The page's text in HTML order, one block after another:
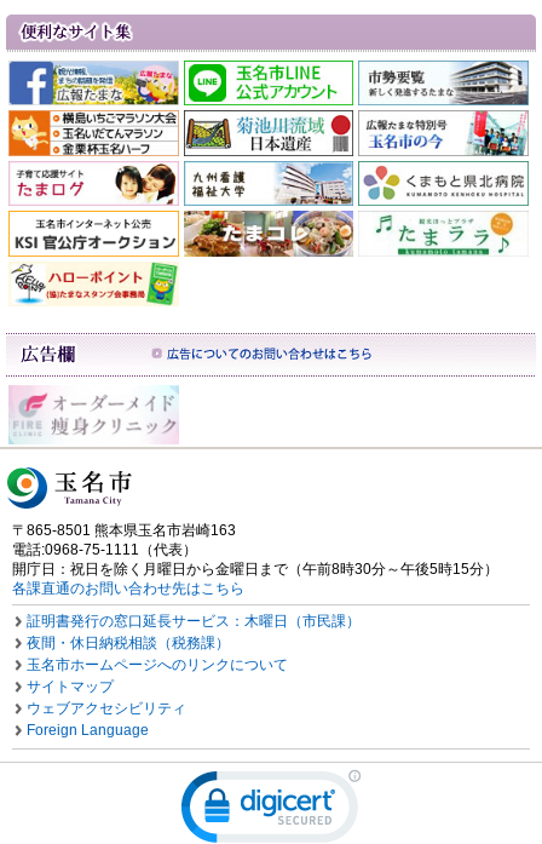
〒865-8501 熊本県玉名市岩崎163
電話:0968-75-1111（代表）
開庁日：祝日を除く月曜日から金曜日まで（午前8時30分～午後5時15分）
各課直通のお問い合わせ先はこちら
証明書発行の窓口延長サービス：木曜日（市民課）
夜間・休日納税相談（税務課）
玉名市ホームページへのリンクについて
サイトマップ
ウェブアクセシビリティ
Foreign Language